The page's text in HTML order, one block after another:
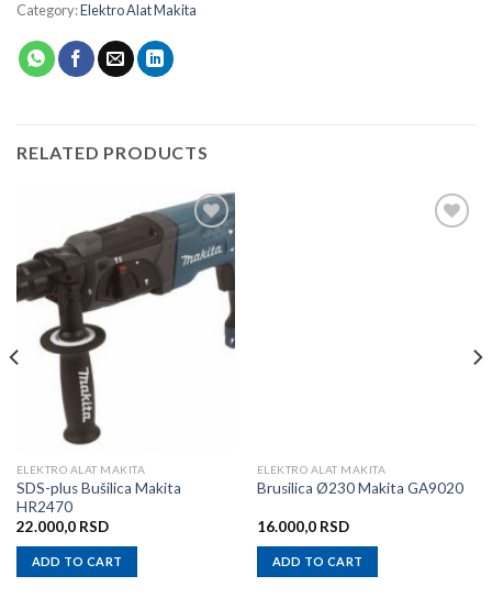
Category:Elektro Alat Makita
RELATED PRODUCTS
Add to
wishlist
ELEKTRO ALAT MAKITA
SDS-plus Bušilica Makita
HR2470
22.000,0 RSD
ADD TO CART
ELEKTRO ALAT MAKITA
Brusilica Ø230 Makita GA9020
16.000,0 RSD
ADD TO CART